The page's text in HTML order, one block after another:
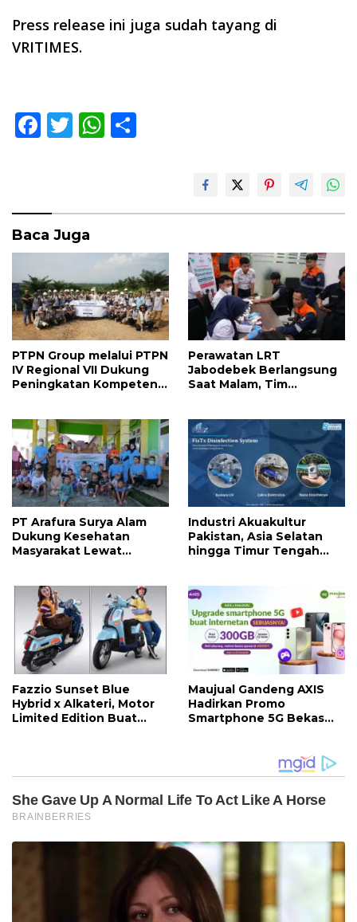
Press release ini juga sudah tayang di
VRITIMES.
F
o
o
k
T W
p
p
Baca Juga
PTPN Group melalui PTPN
IV Regional VII Dukung
Peningkatan Kompetensi
Maps di Way Kanan
Perawatan LRT
Jabodebek Berlangsung
Saat Malam, Tim
PT Arafura Surya Alam
Dukung Kesehatan
Masyarakat Lewat
Industri Akuakultur
Pakistan, Asia Selatan
hingga Timur Tengah
Indonesia
Fazzio Sunset Blue
Hybrid x Alkateri, Motor
Limited Edition Buat
Maujual Gandeng AXIS
Hadirkan Promo
Smartphone 5G Bekas